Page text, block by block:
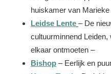
huiskamer van Marieke
Leidse Lente – De
cultuurminnend
elkaar ontmoeten –
Bishop– Eerlijk en